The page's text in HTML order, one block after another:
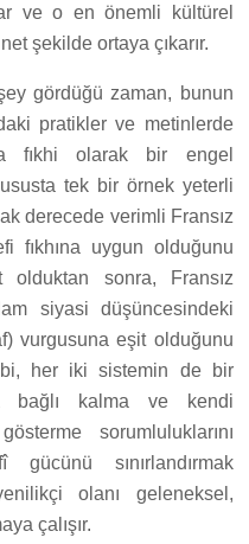
ve o en önemli kültürel
şekilde ortaya çıkarır.
gördüğü zaman, bunun
pratikler ve metinlerde
fıkhi olarak bir engel
tek bir örnek yeterli
derecede verimli Fransız
fıkhına uygun olduğunu
olduktan sonra, Fransız
siyasi düşüncesindeki
vurgusuna eşit olduğunu
her iki sistemin de bir
bağlı kalma ve kendi
sorumluluklarını
gücünü sınırlandırmak
olanı geleneksel,
çalışır.